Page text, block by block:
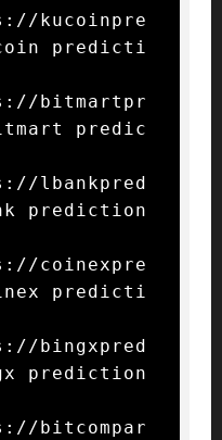
kucoinpre
predicti
bitmartpr
predic
lbankpred
prediction
coinexpre
predicti
bingxpred
prediction
bitcompar